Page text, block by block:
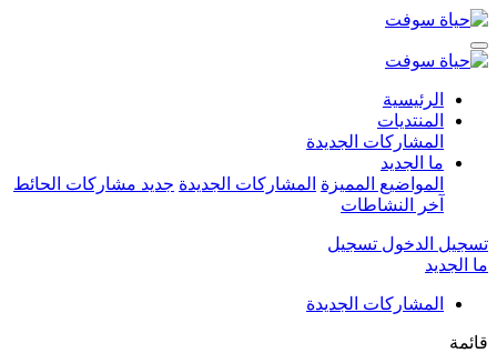
الرئيسية
المنتديات
المشاركات الجديدة
ما الجديد
المواضيع المميزة المشاركات الجديدة جديد مشاركات الحائط
آخر النشاطات
تسجيل الدخول تسجيل
ما الجديد
المشاركات الجديدة
قائمة